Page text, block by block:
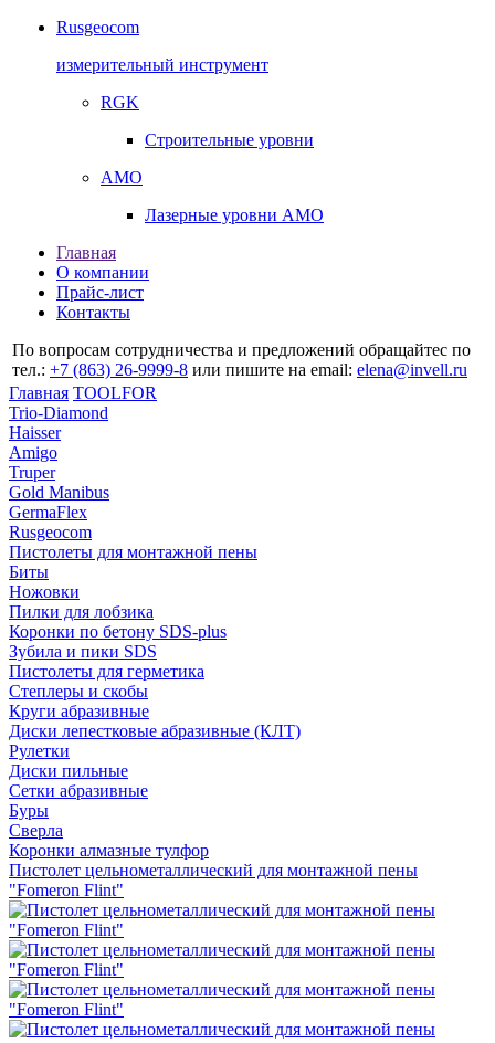
Rusgeocom
измерительный инструмент
RGK
Строительные уровни
AMO
Лазерные уровни AMO
Главная
О компании
Прайс-лист
Контакты
По вопросам сотрудничества и предложений обращайтес по
тел.: +7 (863) 26‐9999‐8 или пишите на email: elena@invell.ru
Главная TOOLFOR
Trio-Diamond
Haisser
Amigo
Truper
Gold Manibus
GermaFlex
Rusgeocom
Пистолеты для монтажной пены
Биты
Ножовки
Пилки для лобзика
Коронки по бетону SDS-plus
Зубила и пики SDS
Пистолеты для герметика
Степлеры и скобы
Круги абразивные
Диски лепестковые абразивные (КЛТ)
Рулетки
Диски пильные
Сетки абразивные
Буры
Сверла
Коронки алмазные тулфор
Пистолет цельнометаллический для монтажной пены
"Fomeron Flint"